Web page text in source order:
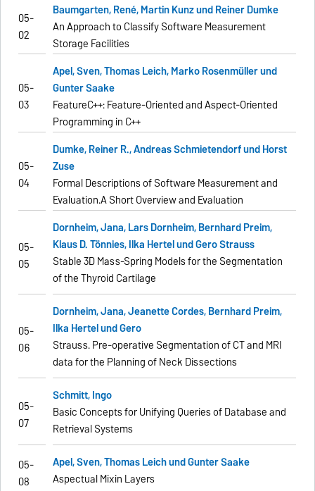
05-
02
Baumgarten, René, Martin Kunz und Reiner Dumke
An Approach to Classify Software Measurement
Storage Facilities
05-
03
Apel, Sven, Thomas Leich, Marko Rosenmüller und
Gunter Saake
FeatureC++: Feature-Oriented and Aspect-Oriented
Programming in C++
05-
04
Dumke, Reiner R., Andreas Schmietendorf und Horst
Zuse
Formal Descriptions of Software Measurement and
Evaluation.A Short Overview and Evaluation
05-
05
Dornheim, Jana, Lars Dornheim, Bernhard Preim,
Klaus D. Tönnies, Ilka Hertel und Gero Strauss
Stable 3D Mass-Spring Models for the Segmentation
of the Thyroid Cartilage
05-
06
Dornheim, Jana, Jeanette Cordes, Bernhard Preim,
Ilka Hertel und Gero
Strauss. Pre-operative Segmentation of CT and MRI
data for the Planning ofNeck Dissections
05-
07
Schmitt, Ingo
Basic Concepts for Unifying Queries of Database and
Retrieval Systems
05-
08
Apel, Sven, Thomas Leich und Gunter Saake
Aspectual Mixin Layers